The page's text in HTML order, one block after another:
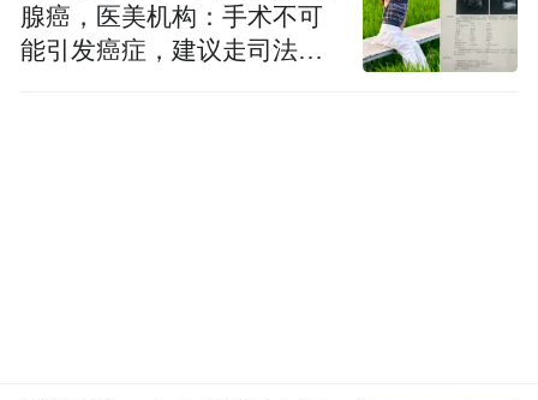
腺癌，医美机构：手术不可
能引发癌症，建议走司法途